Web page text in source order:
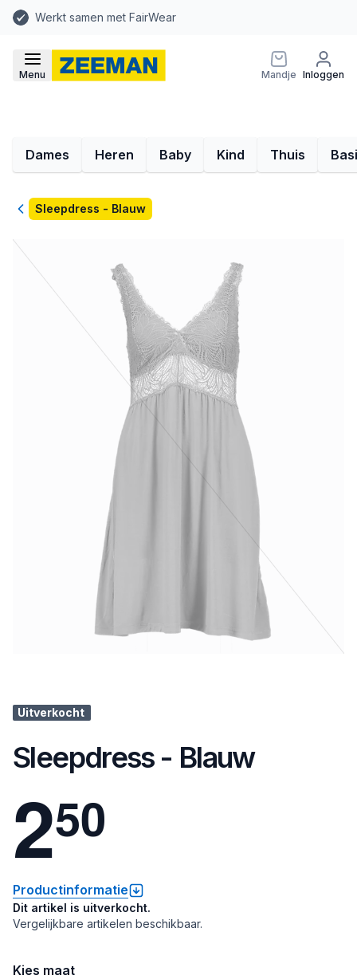
Werkt samen met FairWear
Menu Mandje Inloggen
Dames Heren Baby Kind Thuis
TerugSleepdress - Blauw
Uitverkocht
Sleepdress - Blauw
250
Productinformatie
Dit artikel is uitverkocht.
Vergelijkbare artikelen beschikbaar.
Kies maat